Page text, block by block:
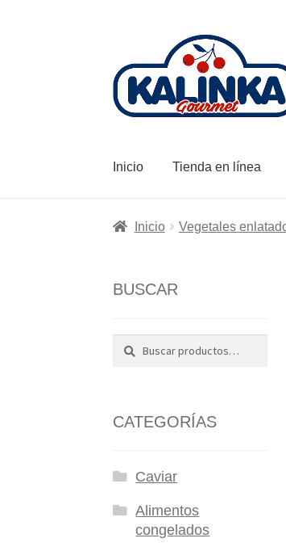
la
navegación
contenido
Inicio Tienda en línea
Inicio Vegetales
BUSCAR
Buscar
por:
Buscar
CATEGORÍAS
Caviar
Alimentos
congelados